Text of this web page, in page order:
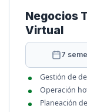
Negocios
Virtual
7
Gestión de
Operación
Planeación